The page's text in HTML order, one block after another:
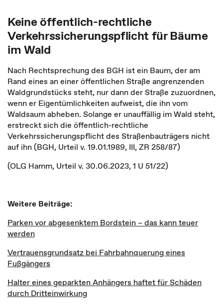
Keine öffentlich-rechtliche
Verkehrssicherungspflicht für Bäume
im Wald
Nach Rechtsprechung des BGH ist ein Baum, der am
Rand eines an einer öffentlichen Straße angrenzenden
Waldgrundstücks steht, nur dann der Straße zuzuordnen,
wenn er Eigentümlichkeiten aufweist, die ihn vom
Waldsaum abheben. Solange er unauffällig im Wald steht,
erstreckt sich die öffentlich-rechtliche
Verkehrssicherungspflicht des Straßenbauträgers nicht
auf ihn (BGH, Urteil v. 19.01.1989, III, ZR 258/87)
(OLG Hamm, Urteil v. 30.06.2023, 1 U 51/22)
Weitere Beiträge:
Parken vor abgesenktem Bordstein – das kann teuer
werden
Vertrauensgrundsatz bei Fahrbahnquerung eines
Fußgängers
Halter eines geparkten Anhängers haftet für Schäden
durch Dritteinwirkung